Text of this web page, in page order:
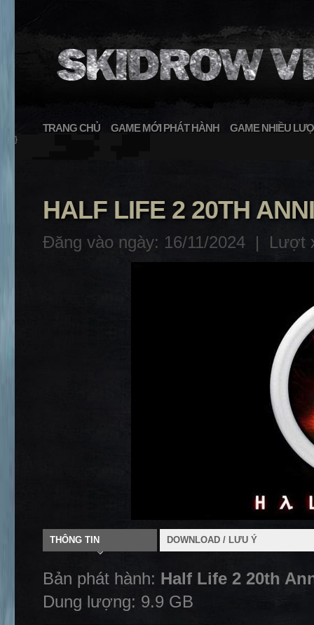
TRANG CHỦ GAME MỚI PHÁT HÀNH GAME NHIỀU
}
HALF LIFE 2 20TH
Đăng vào ngày: 16/11/2024 | Lượt
THÔNG TIN DOWNLOAD / LƯU Ý
Bản phát hành: Half Life 2 20th
Dung lượng: 9.9 GB